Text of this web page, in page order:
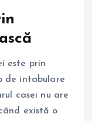
este prin
de intabulare
casei nu are
există o